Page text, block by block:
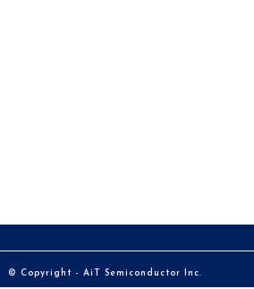
© Copyright - AiT Semiconductor Inc.